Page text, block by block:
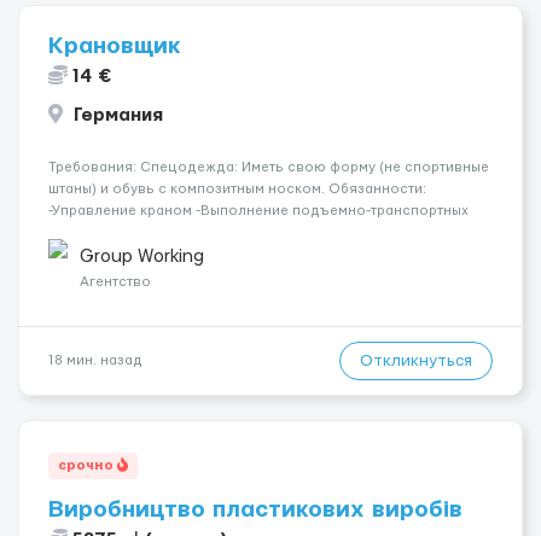
Крановщик
14 €
Германия
Требования: Спецодежда: Иметь свою форму (не спортивные
штаны) и обувь с композитным носком. Обязанности:
-Управление краном -Выполнение подъемно-транспортных
инструкций по безопасности. -Опыт управления различными
типами кранов (моб...
Group Working
Агентство
18 мин. назад Откликнуться
срочно
Виробництво пластикових виробів